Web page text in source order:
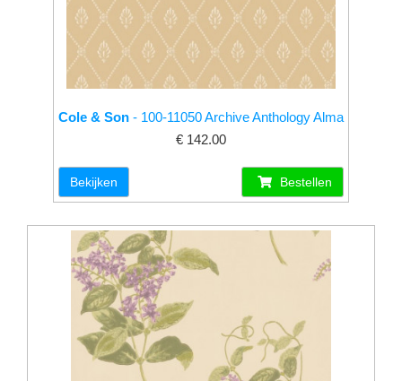
Cole & Son - 100-11050 Archive Anthology Alma
€ 142.00
Bekijken Bestellen